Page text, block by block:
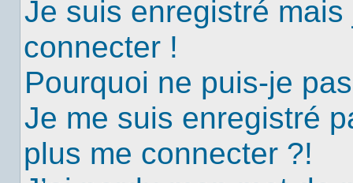
Je suis enregistré
connecter !
Pourquoi ne puis-je
Je me suis enregistré
plus me connecter ?!